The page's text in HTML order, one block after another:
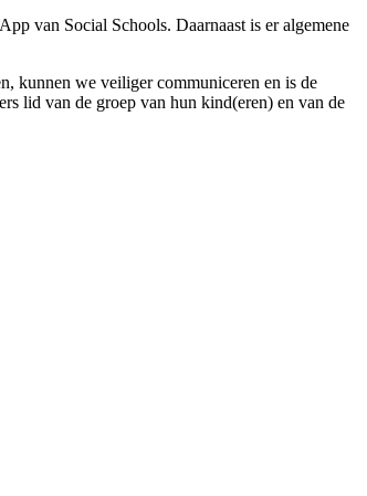
van Social Schools. Daarnaast is er algemene
kunnen we veiliger communiceren en is de
lid van de groep van hun kind(eren) en van de